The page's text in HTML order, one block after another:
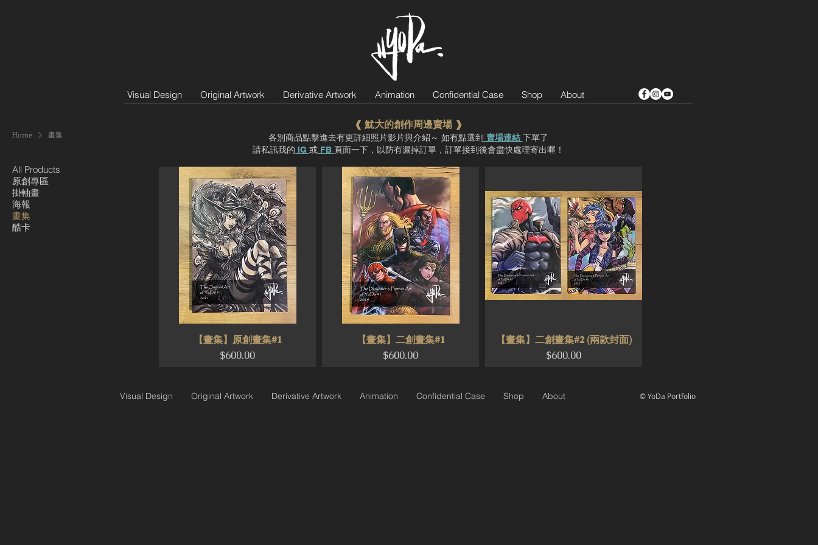
Visual Design Original Artwork Derivative Artwork Animation Confidential Case Shop About
Home 畫集
All Products
原創專區
掛軸畫
海報
畫集
酷卡
【畫集】原創畫集#𝟏
Price
$600.00
【畫集】二創畫集#𝟏
Price
$600.00
【畫集】二創畫集#𝟐 (兩款封面)
Price
$600.00
❰ 魷大的​創作周邊賣場 ❱
各別商品點擊進去有更詳細照片影片與介紹～ 如有點選到 賣場連結 下單了
請私訊我的 IG 或FB 頁面一下，以防有漏掉訂單，訂單接到後會盡快處理寄出喔！
Visual Design Original Artwork Derivative Artwork Animation Confidential Case Shop About © YoDa Portfolio